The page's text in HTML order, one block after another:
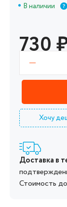
В наличии
730
Хочу
Доставка в
Стоимость